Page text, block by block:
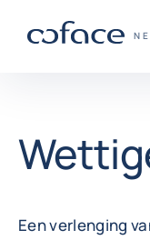
Terug naar startpagina
Een verlenging